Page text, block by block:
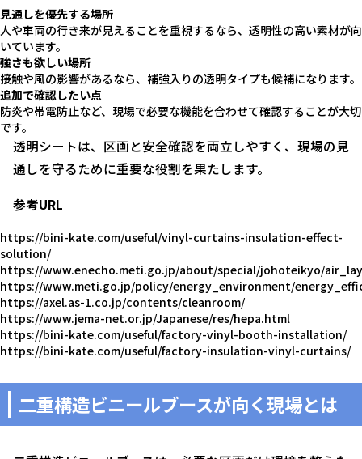
見通しを優先する場所
人や車両の行き来が見えることを重視するなら、透明性の高い素材が向
いています。
強さも欲しい場所
接触や風の影響があるなら、補強入りの透明タイプも候補になります。
追加で確認したい点
防炎や帯電防止など、現場で必要な機能を合わせて確認することが大切
です。
透明シートは、区画と安全確認を両立しやすく、現場の見
通しを守るために重要な役割を果たします。
参考URL
https://bini-kate.com/useful/vinyl-curtains-insulation-effect-
solution/
https://www.enecho.meti.go.jp/about/special/johoteikyo/
https://www.meti.go.jp/policy/energy_environment/
https://axel.as-1.co.jp/contents/cleanroom/
https://www.jema-net.or.jp/Japanese/res/hepa.html
https://bini-kate.com/useful/factory-vinyl-booth-installation/
https://bini-kate.com/useful/factory-insulation-vinyl-curtains/
二重構造ビニールブースが向く現場とは